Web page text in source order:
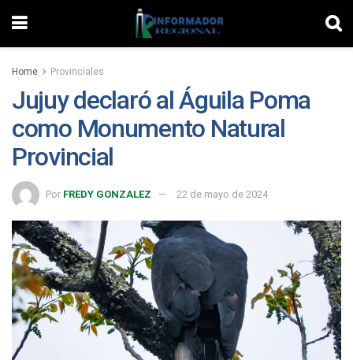
Home Provinciales
Jujuy declaró al Águila Poma
como Monumento Natural
Provincial
Por FREDY GONZALEZ 22 de mayo de 2024